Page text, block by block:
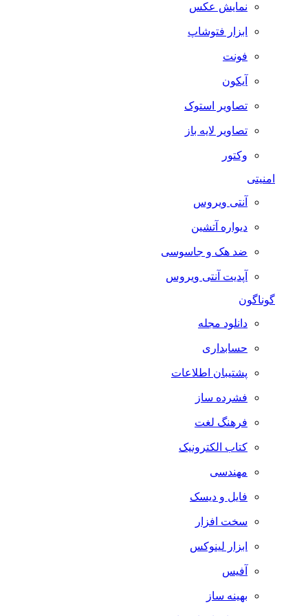
نمایش عکس
ابزار فتوشاپ
فونت
آیکون
تصاویر استوک
تصاویر لایه باز
وکتور
آنتی ویروس
دیواره آتشین
ضد هک و جاسوسی
آپدیت آنتی ویروس
گوناگون
دانلود مجله
حسابداری
پشتیبان اطلاعات
فشرده ساز
فرهنگ لغت
کتاب الکترونیک
مهندسی
فایل و دیسک
سخت افزار
ابزار لینوکس
آفیس
بهینه ساز